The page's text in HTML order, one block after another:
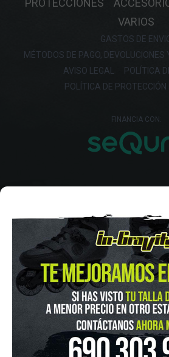
PROTECCIONES
VARIOS
GASTOS DE
MÉTODOS DE PAGO, DEVOLUCIONES
AVISO LEGAL
POLÍTICA
POLÍTICA DE PROTECCIÓN
FINANCIA CON:
IN-GRAVITY MADRID RETIRO
Pza. Mariano de Cavia, 2
915 524 553
in-gravity@in-gravity.com